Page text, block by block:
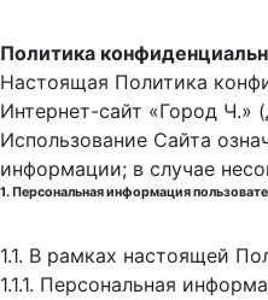
Политика
Настоящая Политика
Интернет-сайт «Город Ч.»
Использование Сайта
информации; в случае
1. Персональная информация
1.1. В рамках настоящей
1.1.1. Персональная